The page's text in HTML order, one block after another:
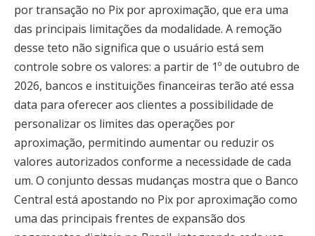
por transação no Pix por aproximação, que era uma
das principais limitações da modalidade. A remoção
desse teto não significa que o usuário está sem
controle sobre os valores: a partir de 1º de outubro de
2026, bancos e instituições financeiras terão até essa
data para oferecer aos clientes a possibilidade de
personalizar os limites das operações por
aproximação, permitindo aumentar ou reduzir os
valores autorizados conforme a necessidade de cada
um. O conjunto dessas mudanças mostra que o Banco
Central está apostando no Pix por aproximação como
uma das principais frentes de expansão dos